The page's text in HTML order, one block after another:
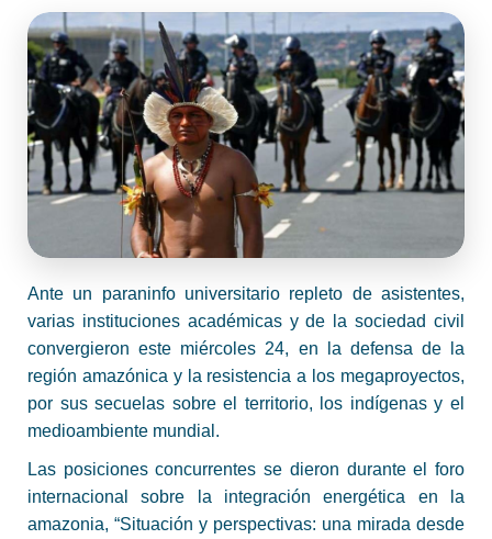
Ante un paraninfo universitario repleto de asistentes,
varias instituciones académicas y de la sociedad civil
convergieron este miércoles 24, en la defensa de la
región amazónica y la resistencia a los megaproyectos,
por sus secuelas sobre el territorio, los indígenas y el
medioambiente mundial.
Las posiciones concurrentes se dieron durante el foro
internacional sobre la integración energética en la
amazonia, “Situación y perspectivas: una mirada desde